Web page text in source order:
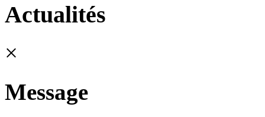
Actualités
×
Message